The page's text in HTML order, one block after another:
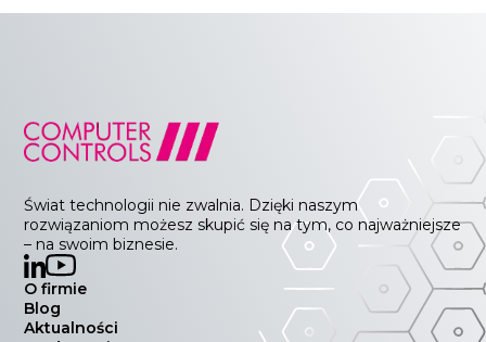
Świat technologii nie zwalnia. Dzięki naszym
rozwiązaniom możesz skupić się na tym, co najważniejsze
– na swoim biznesie.
O firmie
Blog
Aktualności